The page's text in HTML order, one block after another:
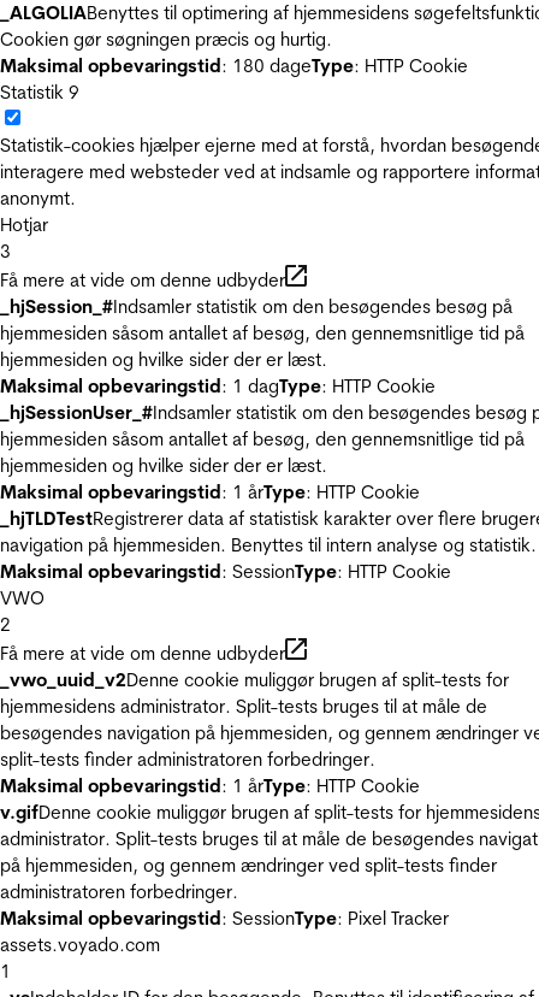
_ALGOLIABenyttes til optimering af hjemmesidens
Cookien gør søgningen præcis og hurtig.
Maksimal opbevaringstid: 180 dageType: HTTP Cookie
Statistik 9
Statistik-cookies hjælper ejerne med at forstå, hvordan
interagere med websteder ved at indsamle og rapportere
anonymt.
Hotjar
3
Få mere at vide om denne udbyder
_hjSession_#Indsamler statistik om den besøgendes besøg på
hjemmesiden såsom antallet af besøg, den gennemsnitlige tid på
hjemmesiden og hvilke sider der er læst.
Maksimal opbevaringstid: 1 dagType: HTTP Cookie
_hjSessionUser_#Indsamler statistik om den besøgendes besøg
hjemmesiden såsom antallet af besøg, den gennemsnitlige tid på
hjemmesiden og hvilke sider der er læst.
Maksimal opbevaringstid: 1 årType: HTTP Cookie
_hjTLDTestRegistrerer data af statistisk karakter over flere
navigation på hjemmesiden. Benyttes til intern analyse og statistik.
Maksimal opbevaringstid: SessionType: HTTP Cookie
VWO
2
Få mere at vide om denne udbyder
_vwo_uuid_v2Denne cookie muliggør brugen af split-tests for
hjemmesidens administrator. Split-tests bruges til at måle de
besøgendes navigation på hjemmesiden, og gennem ændringer
split-tests finder administratoren forbedringer.
Maksimal opbevaringstid: 1 årType: HTTP Cookie
v.gifDenne cookie muliggør brugen af split-tests for
administrator. Split-tests bruges til at måle de besøgendes
på hjemmesiden, og gennem ændringer ved split-tests finder
administratoren forbedringer.
Maksimal opbevaringstid: SessionType: Pixel Tracker
assets.voyado.com
1